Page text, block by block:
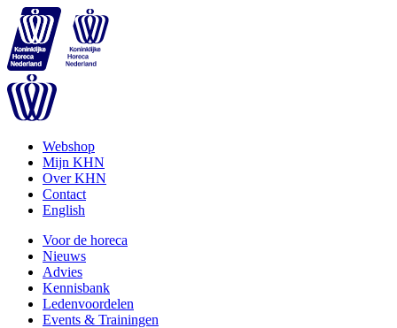
Webshop
Mijn KHN
Over KHN
Contact
English
Voor de horeca
Nieuws
Advies
Kennisbank
Ledenvoordelen
Events & Trainingen